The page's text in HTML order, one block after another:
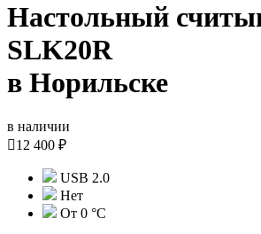
Настольный
SLK20R
в Норильске
в наличии
12 400 ₽
USB 2.0
Нет
От 0 °C